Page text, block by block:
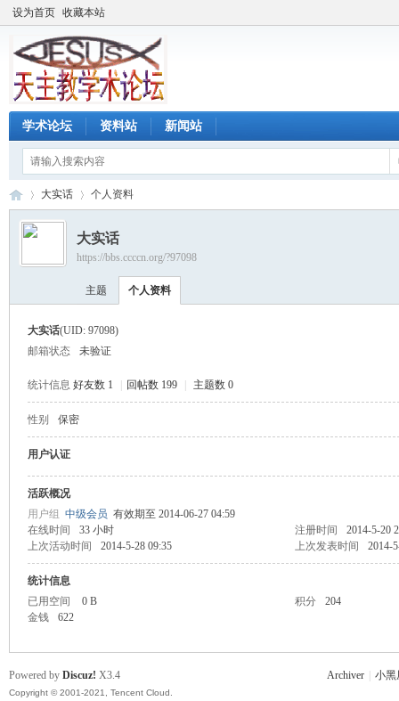
设为首页 收藏本站
学术论坛 资料站 新闻站
›
大实话 个人资料
大实话
https://bbs.ccccn.org/?97098
主题 个人资料
大实话(UID: 97098)
邮箱状态
未验证
统计信息 好友数 1 回帖数 199 主题数 0
性别 保密
用户认证
活跃概况
用户组 中级会员 有效期至 2014-06-27 04:59
在线时间
33 小时 注册时间
2014-5-20
上次活动时间
2014-5-28 09:35 上次发表时间 2014-
统计信息
已用空间
0 B 积分
204
金钱
622
Archiver 小黑
Powered by Discuz! X3.4
Copyright © 2001-2021, Tencent Cloud.